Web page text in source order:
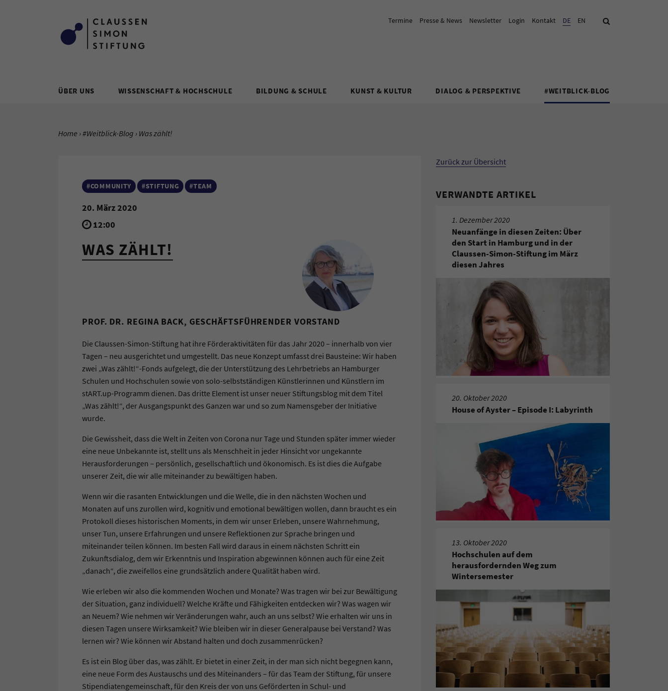
Termine Presse & News Newsletter Login Kontakt Aktuelle Sprache:
DE EN Suche
ÜBER UNS WISSENSCHAFT & HOCHSCHULE BILDUNG & SCHULE KUNST & KULTUR DIALOG & PERSPEKTIVE #WEITBLICK-BLOG
SIE BEFINDEN SICH HIER:
Home #Weitblick-Blog Aktuelle Seite:
Was zählt!
#COMMUNITY #STIFTUNG #TEAM
20. März 2020
12:00
WAS ZÄHLT!
PROF. DR. REGINA BACK, GESCHÄFTSFÜHRENDER VORSTAND
Die Claussen-Simon-Stiftung hat ihre Förderaktivitäten für das Jahr 2020 – innerhalb von vier
Tagen – neu ausgerichtet und umgestellt. Das neue Konzept umfasst drei Bausteine: Wir haben
zwei „Was zählt!“-Fonds aufgelegt, die der Unterstützung des Lehrbetriebs an Hamburger
Schulen und Hochschulen sowie von solo-selbstständigen Künstlerinnen und Künstlern im
stART.up-Programm dienen. Das dritte Element ist unser neuer Stiftungsblog mit dem Titel
„Was zählt!“, der Ausgangspunkt des Ganzen war und so zum Namensgeber der Initiative
wurde.
Die Gewissheit, dass die Welt in Zeiten von Corona nur Tage und Stunden später immer wieder
eine neue Unbekannte ist, stellt uns als Menschheit in jeder Hinsicht vor ungekannte
Herausforderungen – persönlich, gesellschaftlich und ökonomisch. Es ist dies die Aufgabe
unserer Zeit, die wir alle miteinander zu bewältigen haben.
Wenn wir die rasanten Entwicklungen und die Welle, die in den nächsten Wochen und
Monaten auf uns zurollen wird, kognitiv und emotional bewältigen wollen, dann braucht es ein
Protokoll dieses historischen Moments, in dem wir unser Erleben, unsere Wahrnehmung,
unser Tun, unsere Erfahrungen und unsere Reflektionen zur Sprache bringen und
miteinander teilen können. Im besten Fall wird daraus in einem nächsten Schritt ein
Zukunftsdialog, dem wir Erkenntnis und Inspiration abgewinnen können auch für eine Zeit
„danach“, die zweifellos eine grundsätzlich andere Qualität haben wird.
Wie erleben wir also die kommenden Wochen und Monate? Was tragen wir bei zur Bewältigung
der Situation, ganz individuell? Welche Kräfte und Fähigkeiten entdecken wir? Was wagen wir
an Neuem? Wie nehmen wir Veränderungen wahr, auch an uns selbst? Wie erhalten wir uns in
diesen Tagen unsere Wirksamkeit? Wie bleiben wir in dieser Generalpause bei Verstand? Was
lernen wir? Wie können wir Abstand halten und doch zusammenrücken?
Es ist ein Blog über das, was zählt. Er bietet in einer Zeit, in der man sich nicht begegnen kann,
eine neue Form des Austauschs und des Miteinanders – für das Team der Stiftung, für unsere
Stipendiatengemeinschaft, für den Kreis der von uns Geförderten in Schul- und
Zurück zur Übersicht
VERWANDTE ARTIKEL
1. Dezember 2020
Neuanfänge in diesen Zeiten: Über
den Start in Hamburg und in der
Claussen-Simon-Stiftung im März
diesen Jahres
20. Oktober 2020
House of Ayster – Episode I: Labyrinth
13. Oktober 2020
Hochschulen auf dem
herausfordernden Weg zum
Wintersemester